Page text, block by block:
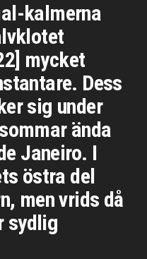
kalmerna
mycket
Dess
sig under
ända
Janeiro. I
östra del
men vrids då
sydlig